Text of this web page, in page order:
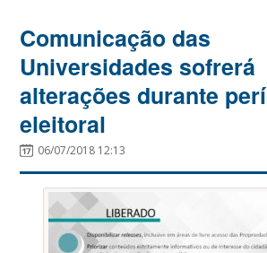
Comunicação das
Universidades sofrerá
alterações durante
eleitoral
06/07/2018 12:13